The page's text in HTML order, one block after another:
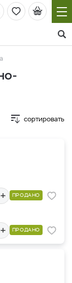
сортировать
+ ПРОДАНО
+ ПРОДАНО